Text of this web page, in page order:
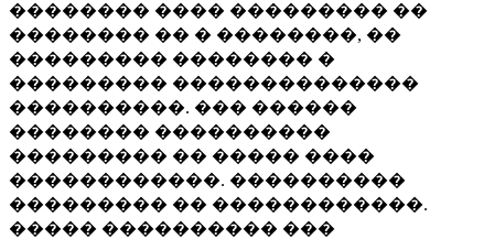
�������� ���� ��������� ��
�������� �� � ��������, ��
��������� �������� �
��������� ��������������
����������. ��� ������
�������� ����������
��������� �� ����� ����
������������. ����������
��������� �� ������������.
����� ���������� ���